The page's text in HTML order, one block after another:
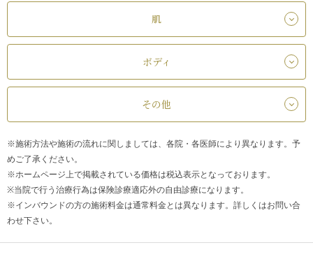
肌
ボディ
その他
※施術方法や施術の流れに関しましては、各院・各医師により異なります。予
めご了承ください。
※ホームページ上で掲載されている価格は税込表示となっております。
※当院で行う治療行為は保険診療適応外の自由診療になります。
※インバウンドの方の施術料金は通常料金とは異なります。詳しくはお問い合
わせ下さい。